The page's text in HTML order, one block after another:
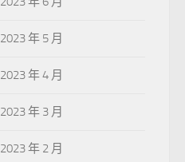
2023 年 5 月
2023 年 4 月
2023 年 3 月
2023 年 2 月